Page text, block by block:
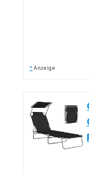
* Anzeige